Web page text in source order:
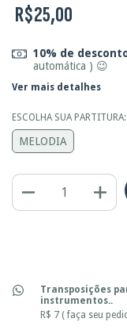
R$25,00
10% de
automática ) 😉
Ver mais detalhes
ESCOLHA SUA PARTITURA:
MELODIA
Transposições
instrumentos..
R$ 7 ( faça seu